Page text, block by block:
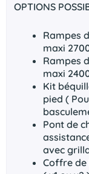
OPTIONS
Rampes
maxi
Rampes
maxi
Kit
pied (
Pont de
avec
Coffre de